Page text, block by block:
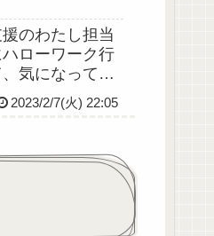
のわたし担当
ローワーク行
気になってい
ートの求人に応
とになりまし
とは証明写真
て送るだけなん
2023/2/7(火) 22:05